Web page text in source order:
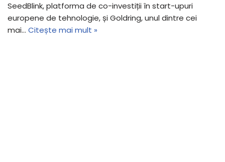
SeedBlink, platforma de co-investiții în start-upuri
europene de tehnologie, și Goldring, unul dintre cei
mai… Citește mai mult »